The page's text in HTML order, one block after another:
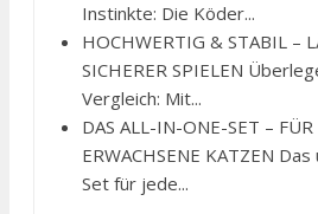
Instinkte: Die Köder...
HOCHWERTIG & STABIL –
SICHERER SPIELEN
Vergleich: Mit...
DAS ALL-IN-ONE-SET –
ERWACHSENE KATZEN
Set für jede...